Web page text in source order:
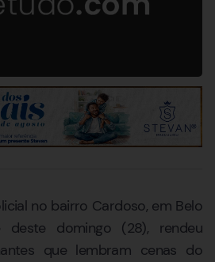
no bairro Cardoso, em Belo
deste domingo (28), rendeu
que lembram cenas do